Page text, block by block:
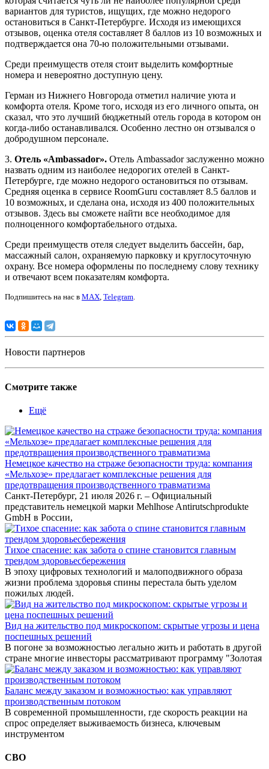
вариантов для туристов, ищущих, где можно недорого
остановиться в Санкт-Петербурге. Исходя из имеющихся
отзывов, оценка отеля составляет 8 баллов из 10 возможных и
подтверждается она 70-ю положительными отзывами.
Среди преимуществ отеля стоит выделить комфортные
номера и невероятно доступную цену.
Герман из Нижнего Новгорода отметил наличие уюта и
комфорта отеля. Кроме того, исходя из его личного опыта, он
сказал, что это лучший бюджетный отель города в котором он
когда-либо останавливался. Особенно лестно он отзывался о
добродушном персонале.
3. Отель «Ambassador». Отель Ambassador заслуженно можно
назвать одним из наиболее недорогих отелей в Санкт-
Петербурге, где можно недорого остановиться по отзывам.
Средняя оценка в сервисе RoomGuru составляет 8.5 баллов и
10 возможных, и сделана она, исходя из 400 положительных
отзывов. Здесь вы сможете найти все необходимое для
полноценного комфортабельного отдыха.
Среди преимуществ отеля следует выделить бассейн, бар,
массажный салон, охраняемую парковку и круглосуточную
охрану. Все номера оформлены по последнему слову технику
и отвечают всем показателям комфорта.
Подпишитесь на нас в MAX, Telegram.
Новости партнеров
Смотрите также
Ещё
Немецкое качество на страже безопасности труда: компания
«Мельхозе» предлагает комплексные решения для
предотвращения производственного травматизма
Санкт-Петербург, 21 июля 2026 г. – Официальный
представитель немецкой марки Mehlhose Antirutschprodukte
GmbH в России,
Тихое спасение: как забота о спине становится главным
трендом здоровьесбережения
В эпоху цифровых технологий и малоподвижного образа
жизни проблема здоровья спины перестала быть уделом
пожилых людей.
Вид на жительство под микроскопом: скрытые угрозы и цена
поспешных решений
В погоне за возможностью легально жить и работать в другой
стране многие инвесторы рассматривают программу "Золотая
Баланс между заказом и возможностью: как управляют
производственным потоком
В современной промышленности, где скорость реакции на
спрос определяет выживаемость бизнеса, ключевым
инструментом
СВО